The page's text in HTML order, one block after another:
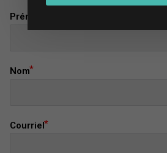
Prénom
Nom
Courriel